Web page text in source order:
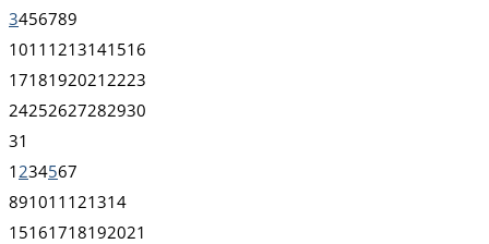
3456789
1011 1213141516
1718192021 2223
24252627282930
31
1 234567
891011 121314
15161718192021